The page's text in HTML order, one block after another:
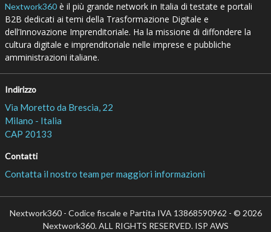
Nextwork360è il più grande network in Italia di testate e portali
B2B dedicati ai temi della Trasformazione Digitale e
dell’Innovazione Imprenditoriale. Ha la missione di diffondere la
cultura digitale e imprenditoriale nelle imprese e pubbliche
amministrazioni italiane.
Indirizzo
Via Moretto da Brescia, 22
Milano - Italia
CAP 20133
Contatti
Contatta il nostro team per maggiori informazioni
Nextwork360 - Codice fiscale e Partita IVA 13868590962 - © 2026
Nextwork360. ALL RIGHTS RESERVED. ISP AWS